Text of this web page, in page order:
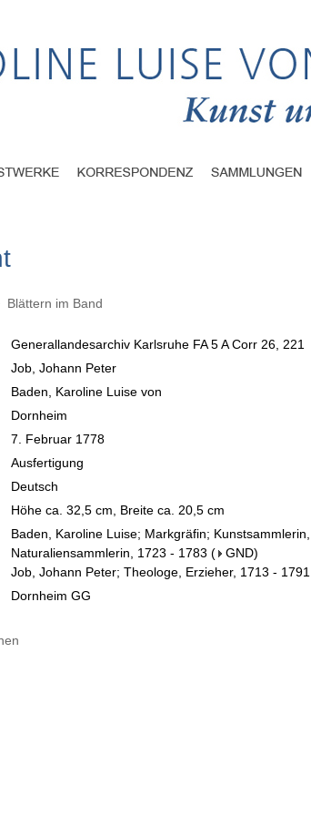
Blättern im Band
Generallandesarchiv Karlsruhe FA 5 A Corr 26, 221
Job, Johann Peter
Baden, Karoline Luise von
Dornheim
7. Februar 1778
Ausfertigung
Deutsch
Höhe ca. 32,5 cm, Breite ca. 20,5 cm
Baden, Karoline Luise; Markgräfin; Kunstsammlerin,
Naturaliensammlerin, 1723 - 1783 ( GND)
Job, Johann Peter; Theologe, Erzieher, 1713 - 1791
Dornheim GG